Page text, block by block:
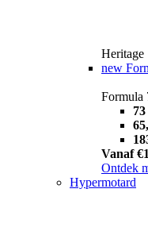
Heritage
new
Formula
Vanaf
Ontdek
Hypermotard